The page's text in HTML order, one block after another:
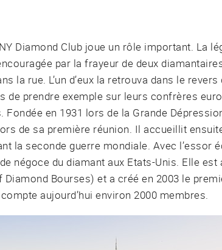
Diamond Club joue un rôle important. La
par la frayeur de deux
la rue. L’un d’eux la retrouva dans le
de prendre exemple sur leurs confrères
en 1931 lors de la Grande
de sa première réunion. Il accueillit
la seconde guerre mondiale. Avec l’essor
négoce du diamant aux Etats-Unis. Elle est
Bourses) et a créé en 2003 le
aujourd’hui environ 2000 membres.